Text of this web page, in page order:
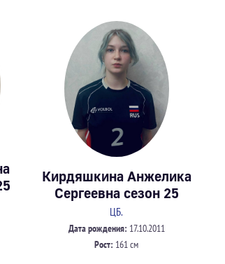
Кирдяшкина Анжелика
Сергеевна сезон 25
ЦБ.
Дата рождения: 17.10.2011
Рост: 161 см